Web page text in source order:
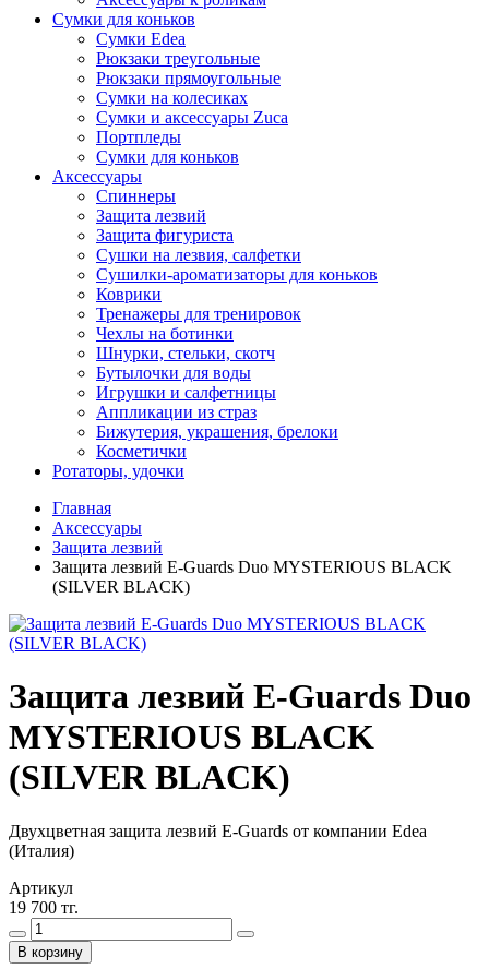
Сумки для коньков
Сумки Edea
Рюкзаки треугольные
Рюкзаки прямоугольные
Сумки на колесиках
Сумки и аксессуары Zuca
Портпледы
Сумки для коньков
Аксессуары
Спиннеры
Защита лезвий
Защита фигуриста
Сушки на лезвия, салфетки
Сушилки-ароматизаторы для коньков
Коврики
Тренажеры для тренировок
Чехлы на ботинки
Шнурки, стельки, скотч
Бутылочки для воды
Игрушки и салфетницы
Аппликации из страз
Бижутерия, украшения, брелоки
Косметички
Ротаторы, удочки
Главная
Аксессуары
Защита лезвий
Защита лезвий E-Guards Duo MYSTERIOUS BLACK
(SILVER BLACK)
Защита лезвий E-Guards Duo
MYSTERIOUS BLACK
(SILVER BLACK)
Двухцветная защита лезвий E-Guards от компании Edea
(Италия)
Артикул
19 700 тг.
В корзину